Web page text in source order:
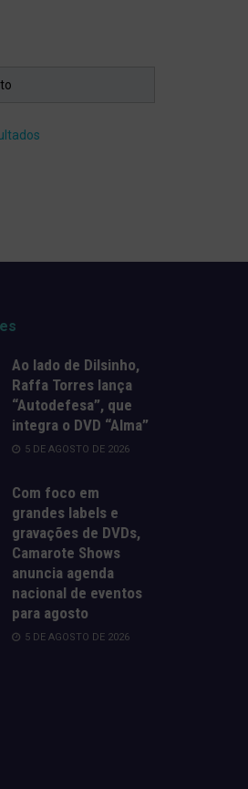
Ao lado de Dilsinho,
Raffa Torres lança
“Autodefesa”, que
integra o DVD “Alma”
5 DE AGOSTO DE 2026
Com foco em
grandes labels e
gravações de DVDs,
Camarote Shows
anuncia agenda
nacional de eventos
para agosto
5 DE AGOSTO DE 2026